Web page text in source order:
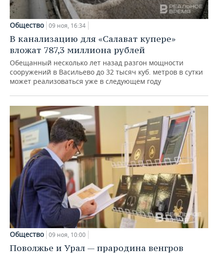
КИБЕРСПОРТ
ФИГУРНОЕ КАТАНИЕ
ВОДНЫЕ ВИДЫ СПОРТА
ХОККЕЙ С МЯЧОМ
КУЛЬТУРА
МЕДИЦИНА
ОБРАЗОВАНИЕ
ПРОИСШЕСТВИЯ
СПИСОК КОМПАНИЙ
Общество 09 ноя, 16:34
В канализацию для «Салават купере»
вложат 787,3 миллиона рублей
Обещанный несколько лет назад разгон мощности
сооружений в Васильево до 32 тысяч куб. метров в сутки
может реализоваться уже в следующем году
Общество 09 ноя, 10:00
Поволжье и Урал — прародина венгров